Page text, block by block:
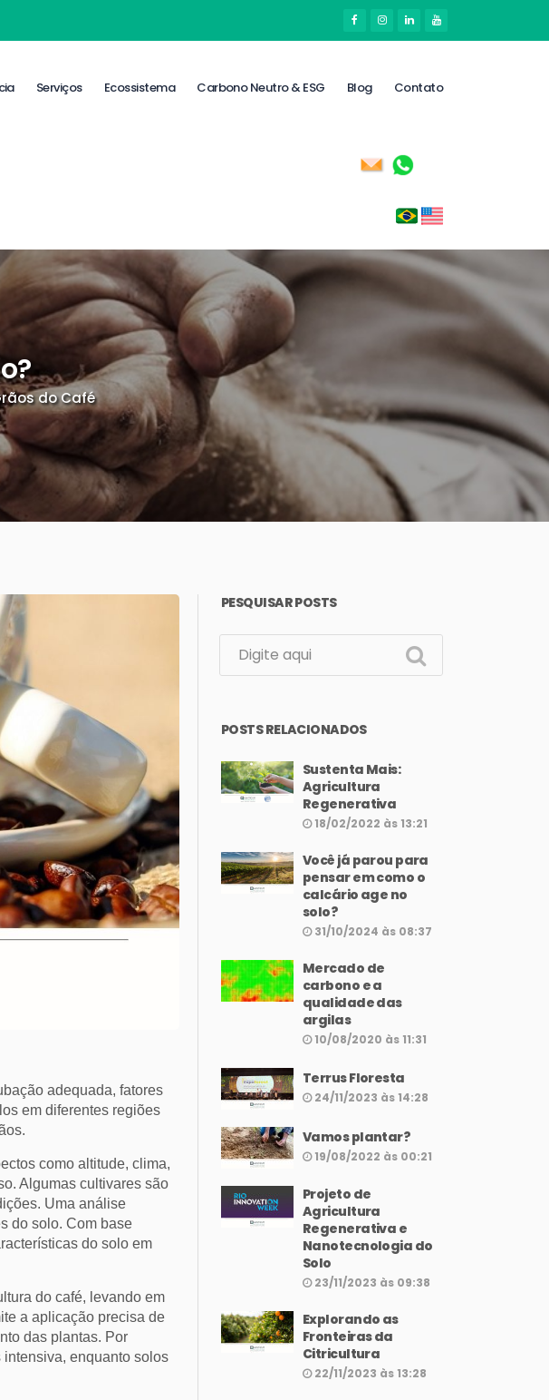
Serviços Ecossistema Carbono Neutro & ESG Blog Contato
do Café
adequada, fatores
em diferentes regiões
como altitude, clima,
Algumas cultivares são
Uma análise
do solo. Com base
do solo em
do café, levando em
a aplicação precisa de
das plantas. Por
enquanto solos
PESQUISAR POSTS
POSTS RELACIONADOS
Sustenta Mais:
Agricultura
Regenerativa
18/02/2022 às 13:21
Você já parou para
pensar em como o
calcário age no
solo?
31/10/2024 às 08:37
Mercado de
carbono e a
qualidade das
argilas
10/08/2020 às 11:31
Terrus Floresta
24/11/2023 às 14:28
Vamos plantar?
19/08/2022 às 00:21
Projeto de
Agricultura
Regenerativa e
Nanotecnologia do
Solo
23/11/2023 às 09:38
Explorando as
Fronteiras da
Citricultura
22/11/2023 às 13:28